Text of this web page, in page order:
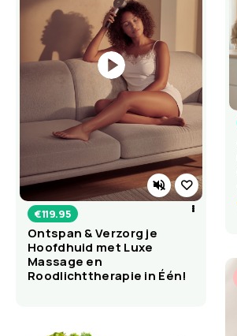
€119.95
Ontspan & Verzorg je
Hoofdhuid met Luxe
Massage en
Roodlichttherapie in Één!